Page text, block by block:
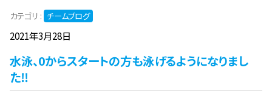
カテゴリ : チームブログ
2021年3月28日
水泳、0からスタートの方も泳げるようになりまし
た‼︎